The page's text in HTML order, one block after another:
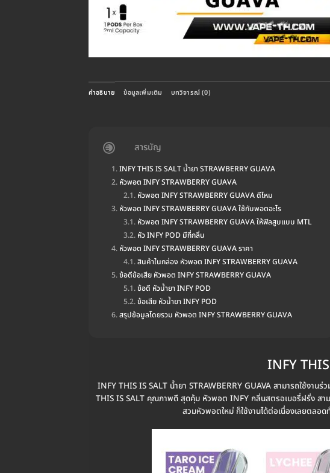
คำอธิบาย ข้อมูลเพิ่มเติม บทวิจารณ์ (0)
สารบัญ
INFY THIS IS SALT น้ำยา STRAWBERRY GUAVA
หัวพอต INFY STRAWBERRY GUAVA
หัวพอต INFY STRAWBERRY GUAVA ดีไหม
หัวพอต INFY STRAWBERRY GUAVA ใช้กับพอตอะไร
หัวพอต INFY STRAWBERRY GUAVA ให้ฟิลสูบแบบ MTL
หัว INFY POD มีกี่กลิ่น
หัวพอต INFY STRAWBERRY GUAVA ราคา
สินค้าในกล่อง หัวพอต INFY STRAWBERRY GUAVA
ข้อดีข้อเสีย หัวพอต INFY STRAWBERRY GUAVA
ข้อดี หัวน้ำยา INFY POD
ข้อเสีย หัวน้ำยา INFY POD
สรุปข้อมูลโดยรวม หัวพอต INFY STRAWBERRY GUAVA
INFY
INFY THIS IS SALT น้ำยา STRAWBERRY GUAVA สามารถใช้
THIS IS SALT คุณภาพดี สุดคุ้ม หัวพอต INFY กลิ่นสตรอเบอรี่ฝรั่ง สาม
สวมหัวพอตใหม่ ก็ใช้งานได้ต่อเนื่องเลยตลอ